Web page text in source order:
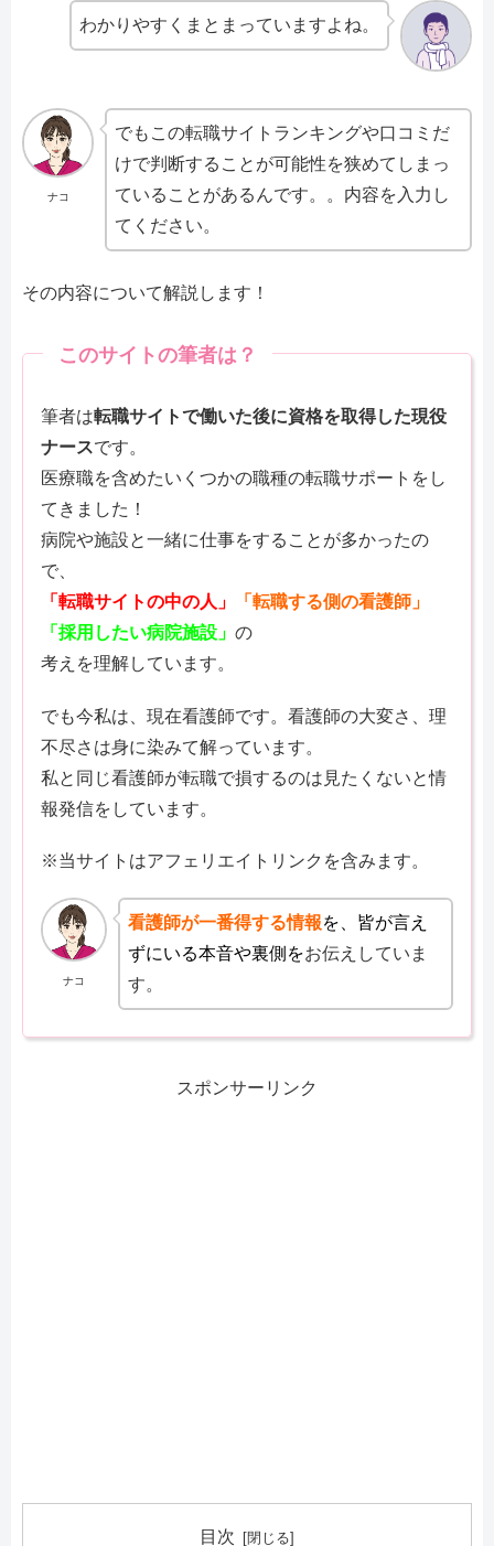
わかりやすくまとまっていますよね。
ナコ
でもこの転職サイトランキングや口コミだ
けで判断することが可能性を狭めてしまっ
ていることがあるんです。。内容を入力し
てください。
その内容について解説します！
このサイトの筆者は？
筆者は転職サイトで働いた後に資格を取得した現役
ナースです。
医療職を含めたいくつかの職種の転職サポートをし
てきました！
病院や施設と一緒に仕事をすることが多かったの
で、
「転職サイトの中の人」
「転職する側の看護師」
「採用したい病院施設」 の
考えを理解しています。
でも今私は、現在看護師です。看護師の大変さ、理
不尽さは身に染みて解っています。
私と同じ看護師が転職で損するのは見たくないと情
報発信をしています。
※当サイトはアフェリエイトリンクを含みます。
ナコ
看護師が一番得する情報を、皆が言え
ずにいる本音や裏側をお伝えしていま
す。
スポンサーリンク
目次